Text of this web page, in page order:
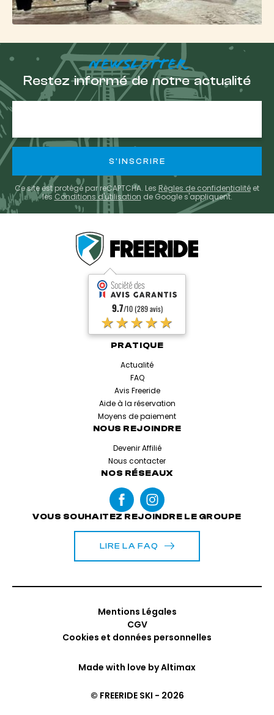
NEWSLETTER
Restez informé de notre actualité
Ce site est protégé par reCAPTCHA. Les Règles de confidentialité et
les Conditions d'utilisation de Google s'appliquent.
9.7/10 (289 avis)
★★★★★
PRATIQUE
Actualité
FAQ
Avis Freeride
Aide à la réservation
Moyens de paiement
NOUS REJOINDRE
Devenir Affilié
Nous contacter
NOS RÉSEAUX
VOUS SOUHAITEZ REJOINDRE LE GROUPE
LIRE LA FAQ
© FREERIDE SKI - 2026
Mentions Légales
CGV
Cookies et données personnelles
Made with love byAltimax